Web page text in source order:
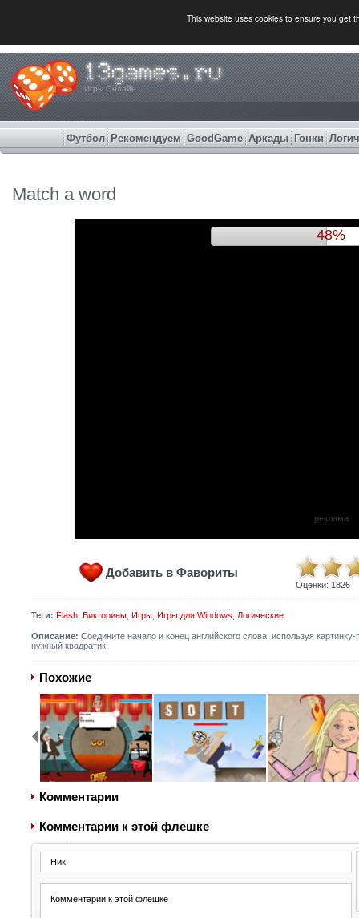
This website uses cookies to ensure you get
Игры Онлайн
Футбол Рекомендуем GoodGame Аркады Гонки
Match a word
51%
реклама
Добавить в Фавориты
Оценки: 1826
Теги: Flash, Викторины, Игры, Игры для Windows Логические
Описание: Соедините начало и конец английского слова, используя
нужный квадратик.
Похожие
Комментарии
Комментарии к этой флешке